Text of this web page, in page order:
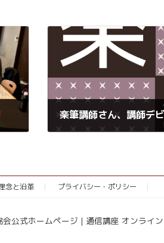
念と沿革 プライバシー・ポリシー
公式ホームページ | 通信講座 オンライ